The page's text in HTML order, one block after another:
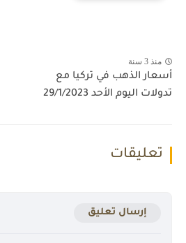
منذ 3 سنة
أسعار الذهب في تركيا مع
تدولات اليوم الأحد 29/1/2023
تعليقات
إرسال تعليق